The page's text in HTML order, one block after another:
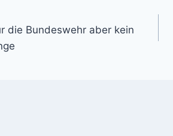
die Bundeswehr aber kein